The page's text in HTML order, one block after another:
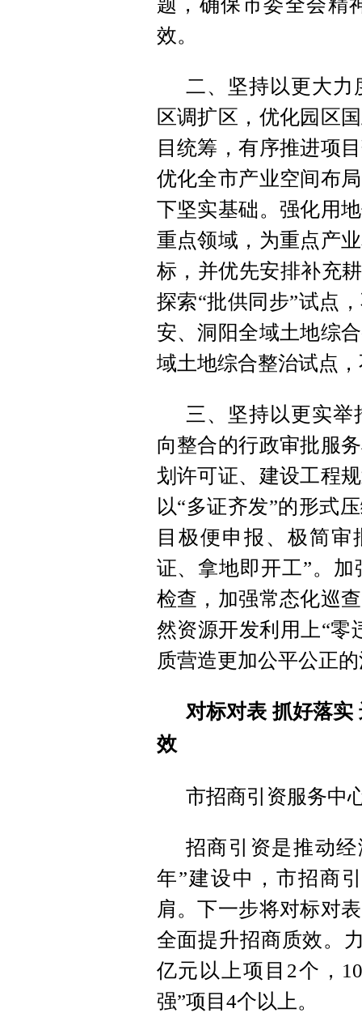
效。
二、坚持以更大力
区调扩区，优化园区
目统筹，有序推进项
优化全市产业空间布
下坚实基础。强化用
重点领域，为重点产
标，并优先安排补充
探索“批供同步”试点
安、洞阳全域土地综
域土地综合整治试点
三、坚持以更实
向整合的行政审批服
划许可证、建设工程
以“多证齐发”的形式
目极便申报、极简
证、拿地即开工”。
检查，加强常态化巡
然资源开发利用上“零
质营造更加公平公正
对标对表 抓好落
效
市招商引资服务中
招商引资是推动
年”建设中，市招商
肩。下一步将对标对
全面提升招商质效。
亿元以上项目2个，
强”项目4个以上。